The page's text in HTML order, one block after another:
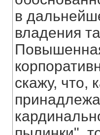
в
владения
скажу, что,